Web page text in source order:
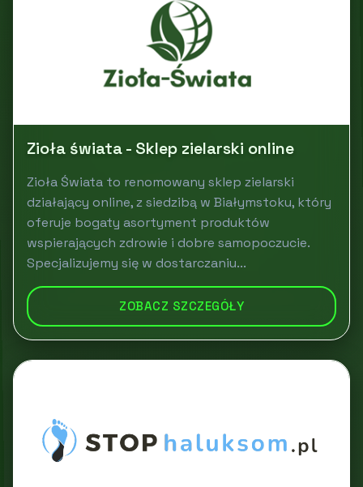
Zioła świata - Sklep zielarski online
Zioła Świata to renomowany sklep zielarski
działający online, z siedzibą w Białymstoku, który
oferuje bogaty asortyment produktów
wspierających zdrowie i dobre samopoczucie.
Specjalizujemy się w dostarczaniu...
ZOBACZ SZCZEGÓŁY